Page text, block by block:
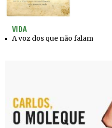
VIDA
A voz dos que não falam